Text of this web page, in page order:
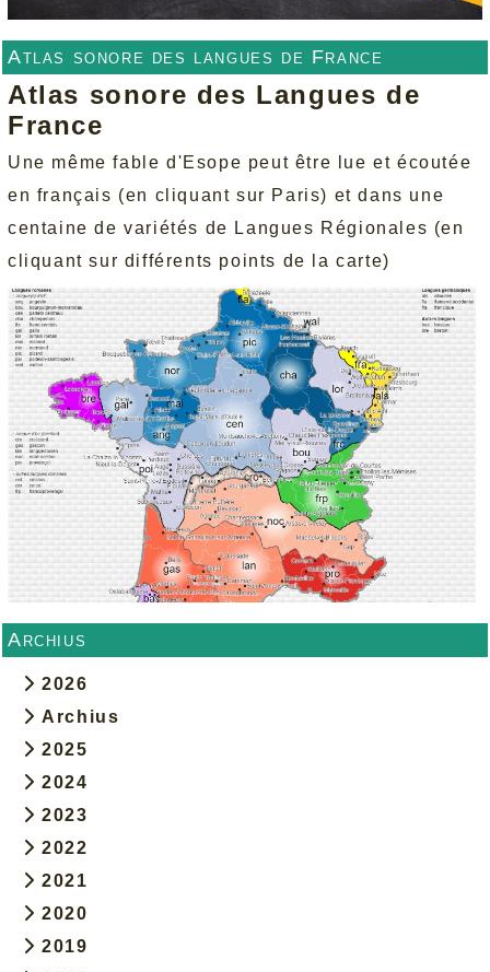
Atlas sonore des langues de France
Atlas sonore des Langues de
France
Une même fable d'Esope peut être lue et écoutée
en français (en cliquant sur Paris) et dans une
centaine de variétés de Langues Régionales (en
cliquant sur différents points de la carte)
Archius
2026
Archius
2025
2024
2023
2022
2021
2020
2019